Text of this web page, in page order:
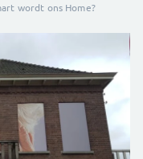
wordt ons Home?